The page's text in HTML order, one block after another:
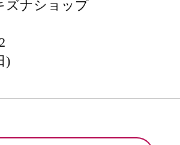
ズナショップ
)